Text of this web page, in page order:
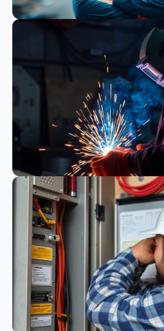
Bauwesen
Schweißen